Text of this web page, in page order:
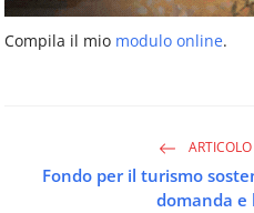
Compila il mio modulo online.
Fondo per il turismo
domanda e